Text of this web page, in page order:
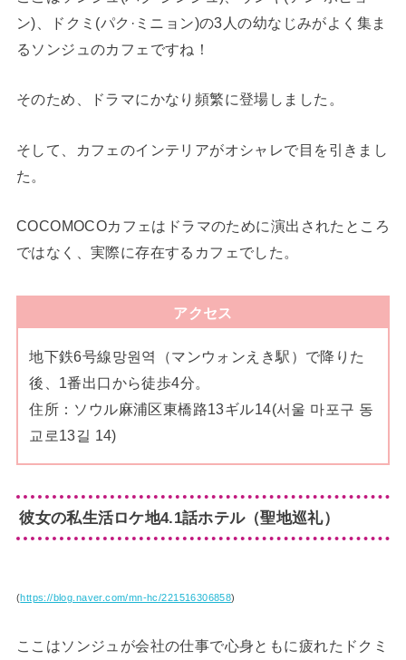
ン)、ドクミ(パク·ミニョン)の3人の幼なじみがよく集ま
るソンジュのカフェですね！
そのため、ドラマにかなり頻繁に登場しました。
そして、カフェのインテリアがオシャレで目を引きまし
た。
COCOMOCOカフェはドラマのために演出されたところ
ではなく、実際に存在するカフェでした。
アクセス
地下鉄6号線망원역（マンウォンえき駅）で降りた
後、1番出口から徒歩4分。
住所：ソウル麻浦区東橋路13ギル14(서울 마포구 동
교로13길 14)
彼女の私生活ロケ地4.1話ホテル（聖地巡礼）
(https://blog.naver.com/mn-hc/221516306858)
ここはソンジュが会社の仕事で心身ともに疲れたドクミ